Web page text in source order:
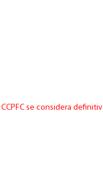
se considera